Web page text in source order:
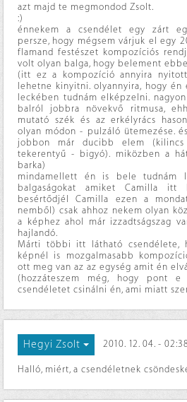
azt majd te megmondod Zsolt.
:)
énnekem a csendélet egy zárt
persze, hogy mégsem várjuk el egy
flamand festészet kompozíciós
volt olyan balga, hogy belement
(itt ez a kompozíció annyira
lehetne kinyitni. olyannyira, hogy én
leckében tudnám elképzelni.
balról jobbra növekvő ritmusa,
mutató szék és az erkélyrács
olyan módon - pulzáló ütemezése.
jobbon már ducibb elem
tekerentyű - bigyó). miközben a
barka)
mindamellett én is bele tudnám
balgaságokat amiket Camilla itt
besértődjél Camilla ezen a
nemből) csak ahhoz nekem olyan
a képhez ahol már izzadtságszag
hajlandó.
Márti többi itt látható csendélete,
képnél is mozgalmasabb
ott meg van az az egység amit én
(hozzáteszem még, hogy pont
csendéletet csinálni én, ami miatt
Hegyi Zsolt 2010. 12. 04. - 02:38
Halló, miért, a csendéletnek